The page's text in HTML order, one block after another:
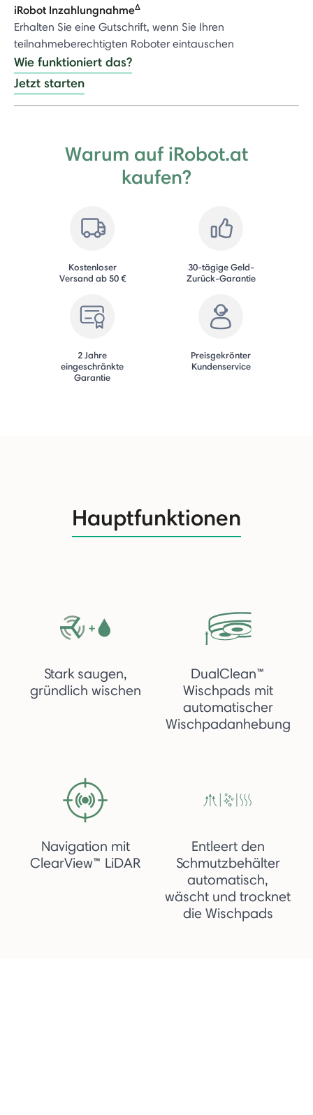
iRobot InzahlungnahmeΔ
Erhalten Sie eine Gutschrift, wenn Sie Ihren
teilnahmeberechtigten Roboter eintauschen
Wie funktioniert das?
Jetzt starten
Warum auf iRobot.at
kaufen?
Kostenloser
Versand ab 50 €
30-tägige Geld-
Zurück-Garantie
2 Jahre
eingeschränkte
Garantie
Preisgekrönter
Kundenservice
Hauptfunktionen
Stark saugen,
gründlich wischen
DualClean™
Wischpads mit
automatischer
Wischpadanhebung
Navigation mit
ClearView™ LiDAR
Entleert den
Schmutzbehälter
automatisch,
wäscht und trocknet
die Wischpads